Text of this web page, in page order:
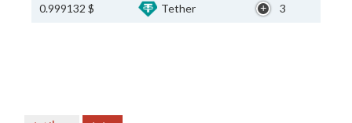
3
Tether
$ 0.999132